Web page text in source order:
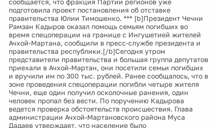
сообщается, что фракция Партии регионов уже
подготовила проект постановления об отставке
правительства Юлии Тимошенко. *** [b]Президент Чечни
Рамзан Кадыров оказал помощь семьям погибших во
время спецоперации на границе с Ингушетией жителей
Ачхой-Мартана, сообщили в пресс-службе президента и
правительства республики.[/b]Сегодня утром
представители правительства и большая группа депутатов
приехали в Ачхой-Мартан, они посетили семьи погибших
и вручили им по 300 тыс. рублей. Ранее сообщалось, что в
зоне проведения спецоперации погибли четыре жителя
Чечни, еще один получил осколочные ранения, один
человек пропал без вести. По поручению Кадырова
ведется проверка обстоятельств происшествия. Глава
администрации Ачхой-Мартановского района Муса
Дадаев утверждает, что население было